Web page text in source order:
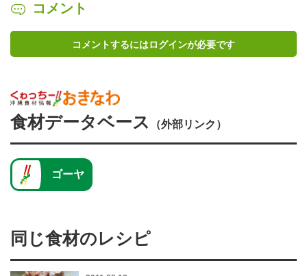
コメント
コメントするにはログインが必要です
食材データベース （外部リンク）
ゴーヤ
同じ食材のレシピ